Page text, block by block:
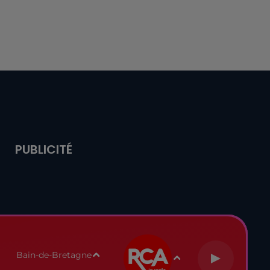
PUBLICITÉ
Bain-de-Bretagne